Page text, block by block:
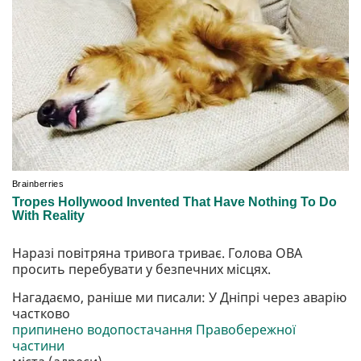
Наразі повітряна тривога триває. Голова ОВА
просить перебувати у безпечних місцях.
Нагадаємо, раніше ми писали: У Дніпрі через аварію
частково
припинено водопостачання Правобережної
частини